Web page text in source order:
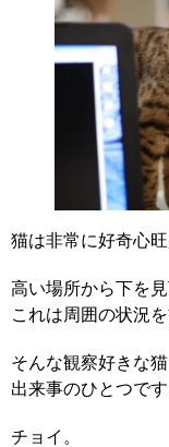
猫は非常に好奇心旺
高い場所から下を
これは周囲の状況
そんな観察好きな
出来事のひとつです
チョイ。